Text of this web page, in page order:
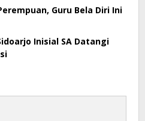
Guru Bela Diri Ini
Inisial SA Datangi